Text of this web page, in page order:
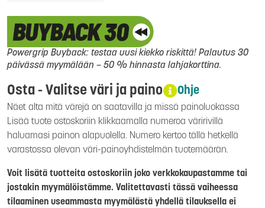
Powergrip Buyback: testaa uusi kiekko riskittä! Palautus 30
päivässä myymälään – 50 % hinnasta lahjakorttina.
Osta - Valitse väri ja paino Ohje
Näet alta mitä värejä on saatavilla ja missä painoluokassa
Lisää tuote ostoskoriin klikkaamalla numeroa väririvillä
haluamasi painon alapuolella. Numero kertoo tällä hetkellä
varastossa olevan väri-painoyhdistelmän tuotemäärän.
Voit lisätä tuotteita ostoskoriin joko verkkokaupastamme tai
jostakin myymälöistämme. Valitettavasti tässä vaiheessa
tilaaminen useammasta myymälästä yhdellä tilauksella ei